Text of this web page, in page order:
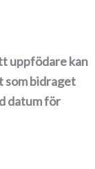
uppfödare kan
som bidraget
datum för